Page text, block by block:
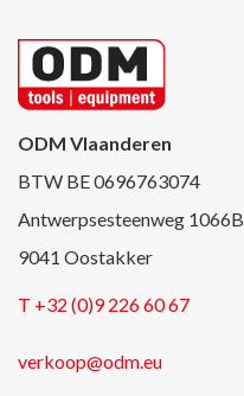
ODM Vlaanderen
BTW BE 0696763074
Antwerpsesteenweg 1066B
9041 Oostakker
T +32 (0)9 226 60 67
verkoop@odm.eu